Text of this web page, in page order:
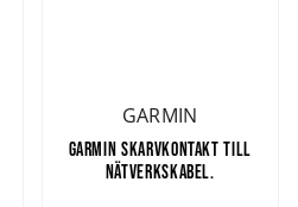
GARMIN
GARMIN SKARVKONTAKT TILL
NÄTVERKSKABEL.